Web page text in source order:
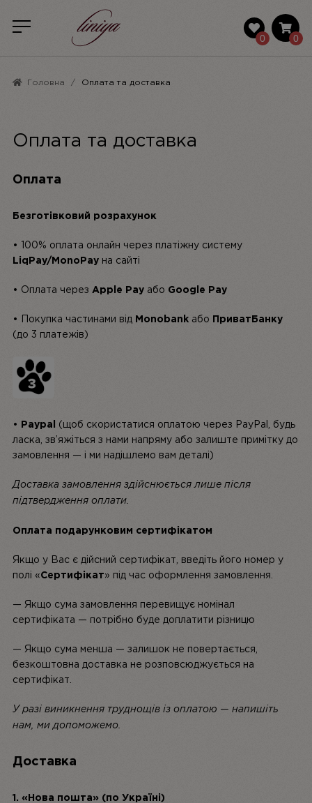
0
0
Головна Оплата та доставка
Оплата та доставка
Оплата
Безготівковий розрахунок
• 100% оплата онлайн через платіжну систему
LiqPay/MonoPay на сайті
• Оплата через Apple Pay або Google Pay
• Покупка частинами від Monobank або
ПриватБанку
(до 3 платежів)
• Paypal (щоб скористатися оплатою через PayPal, будь
ласка, зв’яжіться з нами напряму або залиште примітку до
замовлення — і ми надішлемо вам деталі)
Доставка замовлення здійснюється лише після
підтвердження оплати.
Оплата подарунковим сертифікатом
Якщо у Вас є дійсний сертифікат, введіть його номер у
полі «Сертифікат» під час оформлення замовлення.
— Якщо сума замовлення перевищує номінал
сертифіката — потрібно буде доплатити різницю
— Якщо сума менша — залишок не повертається,
безкоштовна доставка не розповсюджується на
сертифікат.
У разі виникнення труднощів із оплатою — напишіть
нам, ми допоможемо.
Доставка
1. «Нова пошта» (по Україні)